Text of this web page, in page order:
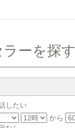
ーを探す
したい
から